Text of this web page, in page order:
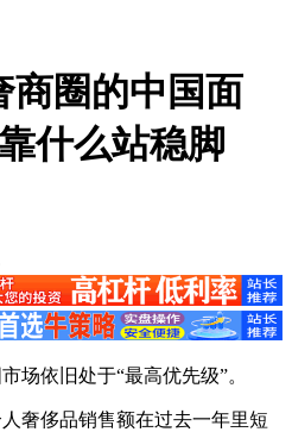
商圈的中国面
什么站稳脚
场依旧处于“最高优先级”。
奢侈品销售额在过去一年里短